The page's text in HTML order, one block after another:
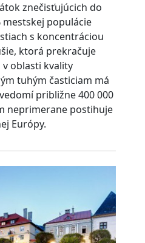
znečisťujúcich do
mestskej populácie
s koncentráciou
ktorá prekračuje
oblasti kvality
tuhým časticiam má
približne 400 000
neprimerane postihuje
Európy.